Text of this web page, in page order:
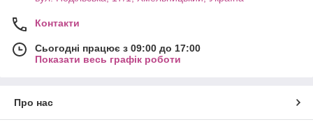
Контакти
Сьогодні працює з 09:00 до 17:00
Показати весь графік роботи
Про нас